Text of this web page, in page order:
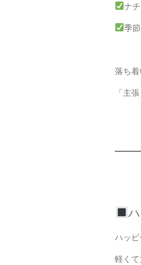
ナ
季
落ち
「主
ハッ
軽くて